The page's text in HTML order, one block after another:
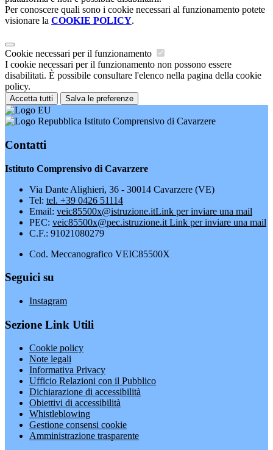
Per conoscere quali sono i cookie necessari al funzionamento potete
visionare la COOKIE POLICY.
Cookie necessari per il funzionamento
I cookie necessari per il funzionamento non possono essere
disabilitati. È possibile consultare l'elenco nella pagina della cookie
policy.
Accetta tutti Salva le preferenze
Istituto Comprensivo di Cavarzere
Contatti
Istituto Comprensivo di Cavarzere
Via Dante Alighieri, 36 - 30014 Cavarzere (VE)
Tel: tel. +39 0426 51114
Email: veic85500x@istruzione.itLink per inviare una mail
PEC: veic85500x@pec.istruzione.it Link per inviare una mail
C.F.: 91021080279
Cod. Meccanografico VEIC85500X
Seguici su
Instagram
Sezione Link Utili
Cookie policy
Note legali
Informativa Privacy
Ufficio Relazioni con il Pubblico
Dichiarazione di accessibilità
Obiettivi di accessibilità
Whistleblowing
Gestione consensi cookie
Amministrazione trasparente